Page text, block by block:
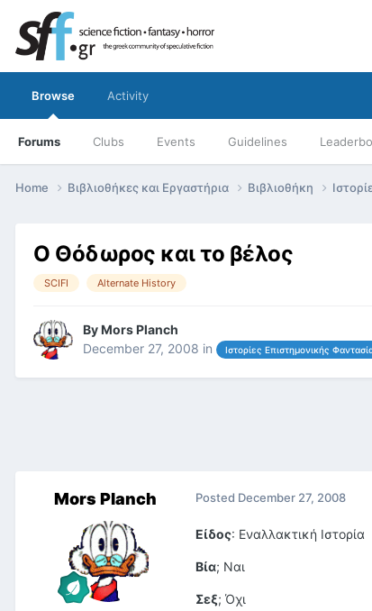
Browse
Forums Clubs Events Guidelines
Activity
Home Βιβλιοθήκες και Εργαστήρια Βιβλιοθήκη
Ο Θόδωρος και το βέλος
SCIFI Alternate History
ByMors Planch
December 27, 2008 in Ιστορίες Επιστημονικής
Mors Planch Posted December 27, 2008
Είδος: Εναλλακτική Ιστορία
Βία; Ναι
Σεξ; Όχι